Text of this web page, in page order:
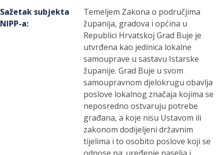
Sažetak subjekta
NIPP-a:
Temeljem Zakona o područjima
županija, gradova i općina u
Republici Hrvatskoj Grad Buje je
utvrđena kao jedinica lokalne
samouprave u sastavu Istarske
županije. Grad Buje u svom
samoupravnom djelokrugu obavlja
poslove lokalnog značaja kojima se
neposredno ostvaruju potrebe
građana, a koje nisu Ustavom ili
zakonom dodijeljeni državnim
tijelima i to osobito poslove koji se